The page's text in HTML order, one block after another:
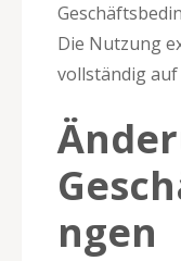
Die Nutzung
vollständig auf
ngen